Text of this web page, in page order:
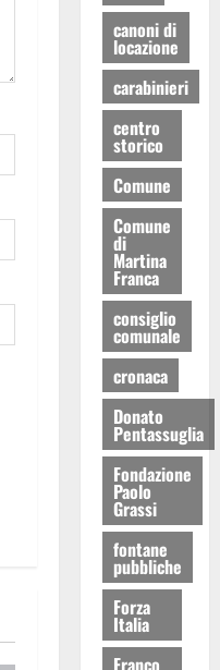
canoni di
locazione
carabinieri
centro
storico
Comune
Comune
di
Martina
Franca
consiglio
comunale
cronaca
Donato
Pentassuglia
Fondazione
Paolo
Grassi
fontane
pubbliche
Forza
Italia
Franco